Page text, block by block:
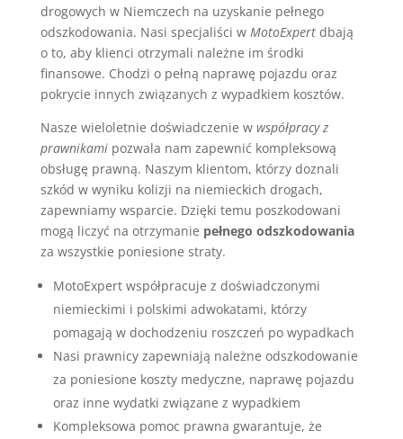
drogowych w Niemczech na uzyskanie pełnego
odszkodowania. Nasi specjaliści w MotoExpertdbają
o to, aby klienci otrzymali należne im środki
finansowe. Chodzi o pełną naprawę pojazdu oraz
pokrycie innych związanych z wypadkiem kosztów.
Nasze wieloletnie doświadczenie w współpracy z
prawnikamipozwala nam zapewnić kompleksową
obsługę prawną. Naszym klientom, którzy doznali
szkód w wyniku kolizji na niemieckich drogach,
zapewniamy wsparcie. Dzięki temu poszkodowani
mogą liczyć na otrzymanie pełnego odszkodowania
za wszystkie poniesione straty.
MotoExpert współpracuje z doświadczonymi
niemieckimi i polskimi adwokatami, którzy
pomagają w dochodzeniu roszczeń po wypadkach
Nasi prawnicy zapewniają należne odszkodowanie
za poniesione koszty medyczne, naprawę pojazdu
oraz inne wydatki związane z wypadkiem
Kompleksowa pomoc prawna gwarantuje, że